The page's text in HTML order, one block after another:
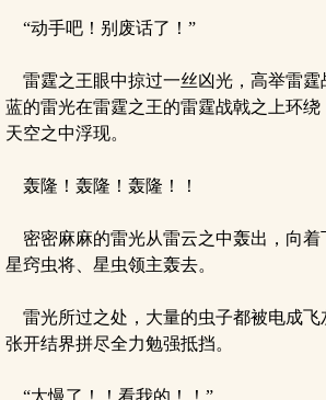
“动手吧！别废话了！”
雷霆之王眼中掠过一丝凶光，高举雷霆
蓝的雷光在雷霆之王的雷霆战戟之上环
天空之中浮现。
轰隆！轰隆！轰隆！！
密密麻麻的雷光从雷云之中轰出，向着
星窍虫将、星虫领主轰去。
雷光所过之处，大量的虫子都被电成飞
张开结界拼尽全力勉强抵挡。
“太慢了！！看我的！！”